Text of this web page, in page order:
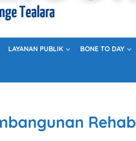
LAYANAN PUBLIK BONE TO DAY
Rehab